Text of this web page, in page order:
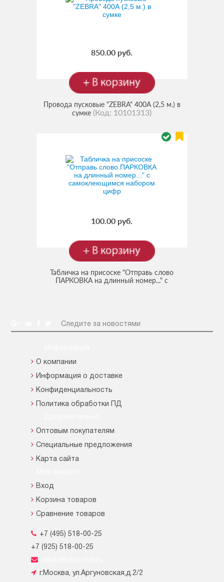
850.00 руб.
Провода пусковые "ZEBRA" 400А (2,5 м.) в
сумке (Код: 10101313)
100.00 руб.
Табличка на присоске "Отправь слово
ПАРКОВКА на длинный номер..." с
Следите за новостями
О компании
Информация о доставке
Конфиденциальность
Политика обработки ПД
Оптовым покупателям
Специальные предложения
Карта сайта
Вход
Корзина товаров
Сравнение товаров
+7 (495) 518-00-25
+7 (925) 518-00-25
г.Москва, ул.Аргуновская,д.2/2